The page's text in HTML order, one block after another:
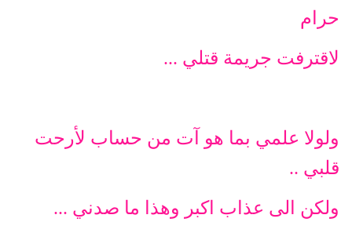
حرام
لاقترفت جريمة قتلي ...
ولولا علمي بما هو آت من حساب لأرحت
قلبي ..
ولكن الى عذاب اكبر وهذا ما صدني ...